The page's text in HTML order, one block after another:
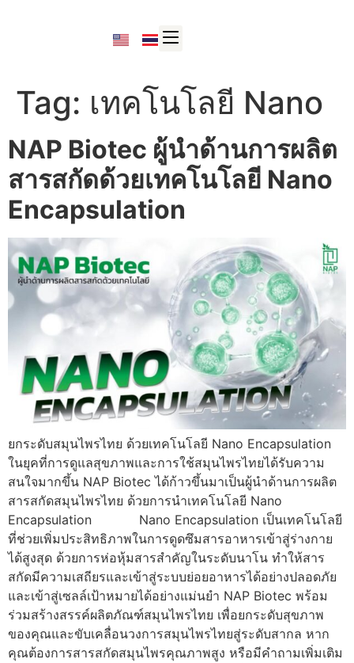
Tag: เทคโนโลยี Nano
NAP Biotec ผู้นำด้านการผลิต
สารสกัดด้วยเทคโนโลยี Nano
Encapsulation
ยกระดับสมุนไพรไทย ด้วยเทคโนโลยี Nano Encapsulation
ในยุคที่การดูแลสุขภาพและการใช้สมุนไพรไทยได้รับความ
สนใจมากขึ้น NAP Biotec ได้ก้าวขึ้นมาเป็นผู้นำด้านการผลิต
สารสกัดสมุนไพรไทย ด้วยการนำเทคโนโลยี Nano
Encapsulation Nano Encapsulation เป็นเทคโนโลยี
ที่ช่วยเพิ่มประสิทธิภาพในการดูดซึมสารอาหารเข้าสู่ร่างกาย
ได้สูงสุด ด้วยการห่อหุ้มสารสำคัญในระดับนาโน ทำให้สาร
สกัดมีความเสถียรและเข้าสู่ระบบย่อยอาหารได้อย่างปลอดภัย
และเข้าสู่เซลล์เป้าหมายได้อย่างแม่นยำ NAP Biotec พร้อม
ร่วมสร้างสรรค์ผลิตภัณฑ์สมุนไพรไทย เพื่อยกระดับสุขภาพ
ของคุณและขับเคลื่อนวงการสมุนไพรไทยสู่ระดับสากล หาก
คุณต้องการสารสกัดสมุนไพรคุณภาพสูง หรือมีคำถามเพิ่มเติม